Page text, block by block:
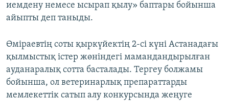
иемдену немесе ысырап қылу» баптары бойынша
айыпты деп таныды.
Өміраевтің соты қыркүйектің 2-сі күні Астанадағы
қылмыстық істер жөніндегі мамандандырылған
ауданаралық сотта басталады. Тергеу болжамы
бойынша, ол ветеринарлық препараттарды
мемлекеттік сатып алу конкурсында жеңуге